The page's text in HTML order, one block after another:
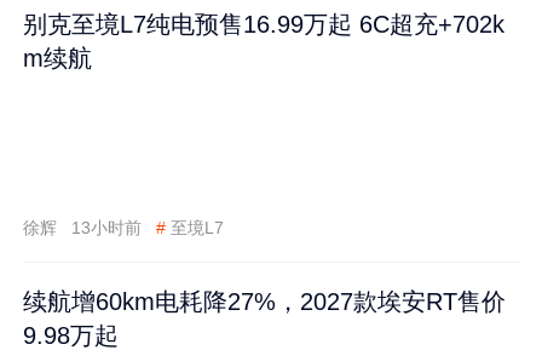
别克至境L7纯电预售16.99万起 6C超充+702k
m续航
徐辉 13小时前 # 至境L7
续航增60km电耗降27%，2027款埃安RT售价
9.98万起